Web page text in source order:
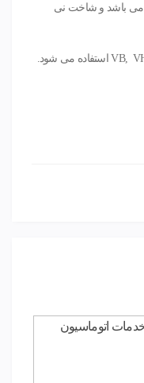
سمت دارای پورت USB جهت اتصال به PC می باشد و شاخت نی